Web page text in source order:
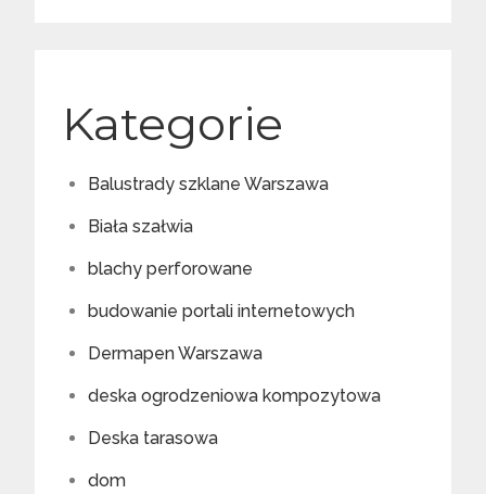
Kategorie
Balustrady szklane Warszawa
Biała szałwia
blachy perforowane
budowanie portali internetowych
Dermapen Warszawa
deska ogrodzeniowa kompozytowa
Deska tarasowa
dom